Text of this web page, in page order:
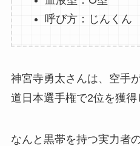
呼び方：じんくん
神宮寺勇太さんは、空手
道日本選手権で2位を獲得
なんと黒帯を持つ実力者